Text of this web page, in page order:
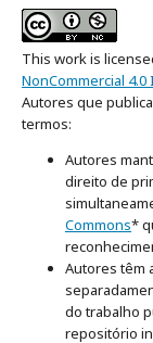
This work is
NonCommercial
Autores que
termos:
Autores
direito de
Commons*
Autores têm
do trabalho
repositório